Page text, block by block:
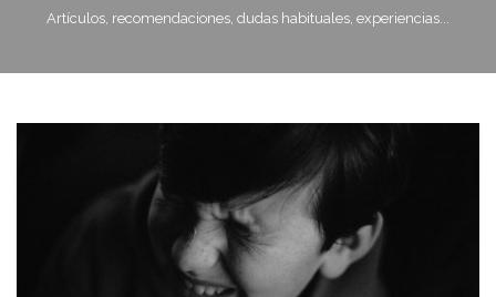
Artículos, recomendaciones, dudas habituales, experiencias...